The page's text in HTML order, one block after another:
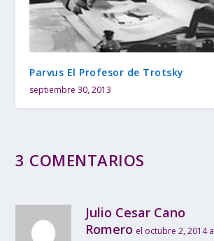
Parvus El Profesor de Trotsky
septiembre 30, 2013
3 COMENTARIOS
Julio Cesar Cano
Romero el octubre 2, 2014 a